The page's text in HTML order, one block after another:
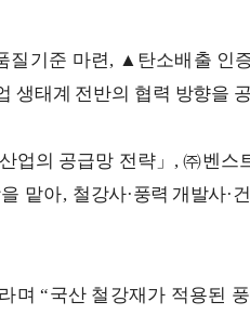
질기준 마련, ▲ 탄소배출 인
생태계 전반의 협력 방향을
업의 공급망 전략」 ,㈜벤스
맡아, 철강사·풍력 개발사·
며“국산 철강재가 적용된 풍